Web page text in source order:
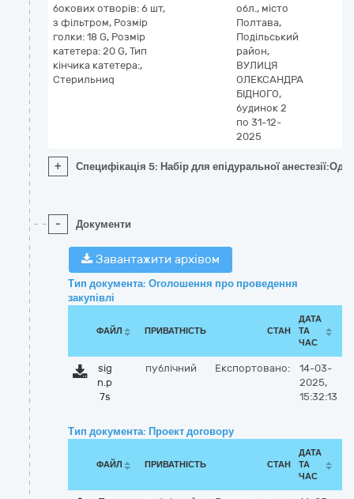
бокових отворів: 6 шт,
з фільтром, Розмір
голки: 18 G, Розмір
катетера: 20 G, Тип
кінчика катетера:,
Стерильниq
обл., місто
Полтава,
Подільський
район,
ВУЛИЦЯ
ОЛЕКСАНДРА
БІДНОГО,
будинок 2
по 31-12-
2025
+ Специфікація 5: Набір для епідуральної
- Документи
Завантажити архівом
Тип документа: Оголошення про проведення
закупівлі
ФАЙЛ ПРИВАТНІСТЬ СТАН
ДАТА
ТА
ЧАС
sig
n.p
7s
публічний Експортовано:
14-03-
2025,
15:32:13
Тип документа: Проект договору
ФАЙЛ ПРИВАТНІСТЬ СТАН
ДАТА
ТА
ЧАС